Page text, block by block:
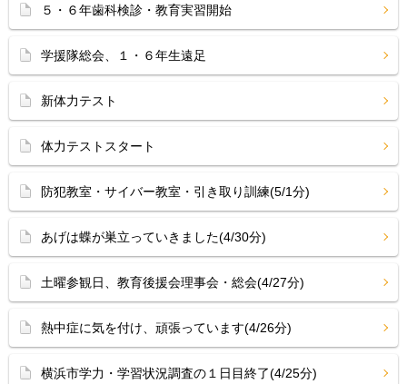
５・６年歯科検診・教育実習開始
学援隊総会、１・６年生遠足
新体力テスト
体力テストスタート
防犯教室・サイバー教室・引き取り訓練(5/1分)
あげは蝶が巣立っていきました(4/30分)
土曜参観日、教育後援会理事会・総会(4/27分)
熱中症に気を付け、頑張っています(4/26分)
横浜市学力・学習状況調査の１日目終了(4/25分)